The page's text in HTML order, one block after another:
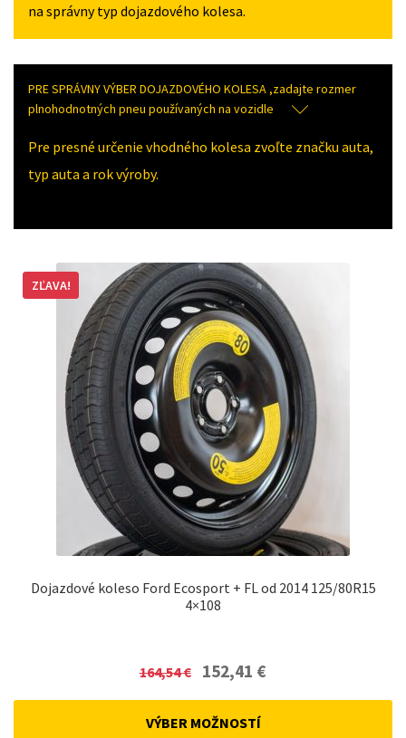
na správny typ dojazdového kolesa.
PRE SPRÁVNY VÝBER DOJAZDOVÉHO KOLESA ,zadajte rozmer
plnohodnotných pneu používaných na vozidle
Pre presné určenie vhodného kolesa zvoľte značku auta,
typ auta a rok výroby.
Dojazdové koleso Ford Ecosport + FL od 2014 125/80R15
4×108
ZĽAVA!
164,54€ Original
was:
152,41 €
VÝBER MOŽNOSTÍ